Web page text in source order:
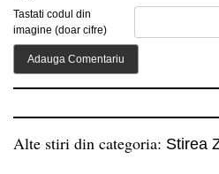
Tastati codul din
imagine (doar cifre)
Alte stiri din categoria: Stirea